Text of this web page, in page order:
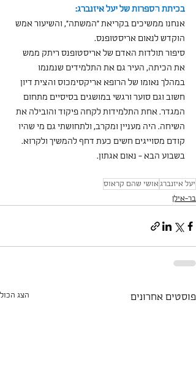
בכיתת הספרות של יעל איזנברג:
אנחנו ממשיכים בקריאת ״המשתה״, והשיעור אמש
הוקדש לנאום אריסטופנס.
סיפור תולדות האדם של אריסטופנס ריתק ממש
את הכיתה, העיר גם את התלמידים שנמנמו
במהלך נאומו של הרופא אריקסימכוס והצית דיון
חשוב וגם סוער ורגשי במושגים בסיסיים מתחום
המגדר. אחת התלמידות לקחה פיקוד והובילה את
השיחה. היה מעניין ומקרב, ולתחושתי גם מי שהיו
קודם מסוייגים חשים כעת דחף להמשיך ולקרוא.
בשבוע הבא - נאום אגתון.
יעל איזנברגאושי שהם קראוס
בר-אילן
פוסטים אחרונים הצג הכול